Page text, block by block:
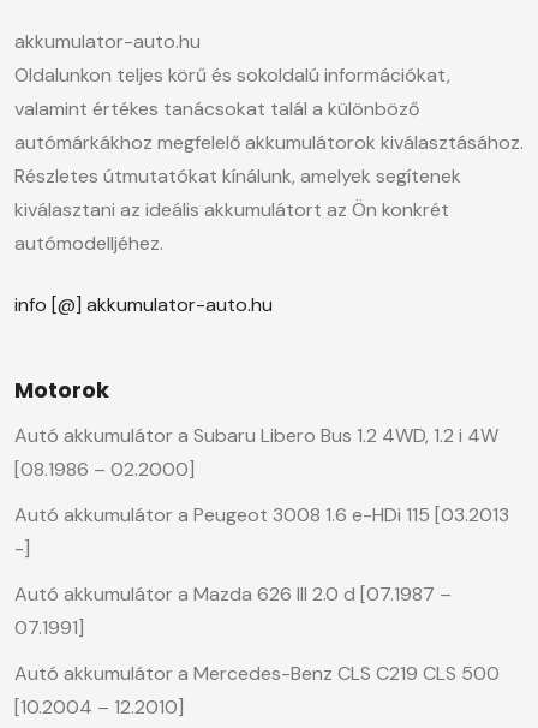
akkumulator-auto.hu
Oldalunkon teljes körű és sokoldalú információkat,
valamint értékes tanácsokat talál a különböző
autómárkákhoz megfelelő akkumulátorok kiválasztásához.
Részletes útmutatókat kínálunk, amelyek segítenek
kiválasztani az ideális akkumulátort az Ön konkrét
autómodelljéhez.
info [@] akkumulator-auto.hu
Motorok
Autó akkumulátor a Subaru Libero Bus 1.2 4WD, 1.2 i 4W
[08.1986 – 02.2000]
Autó akkumulátor a Peugeot 3008 1.6 e-HDi 115 [03.2013
-]
Autó akkumulátor a Mazda 626 III 2.0 d [07.1987 –
07.1991]
Autó akkumulátor a Mercedes-Benz CLS C219 CLS 500
[10.2004 – 12.2010]